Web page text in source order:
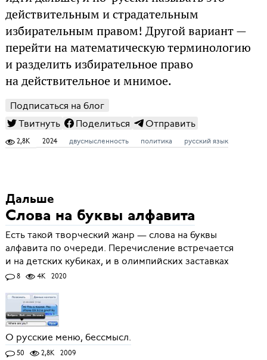
действительным и страдательным
избирательным правом! Другой вариант —
перейти на математическую терминологию
и разделить избирательное право
на действительное и мнимое.
Подписаться на блог
Твитнуть
Поделиться Отправить
2,8K 2024 двусмысленность политика русский язык
Дальше
Слова на буквы алфавита
Есть такой творческий жанр — слова на буквы
алфавита по очереди. Перечисление встречается
и на детских кубиках, и в олимпийских заставках
8 4K 2020
О русские меню, бессмысл.
50 2,8K 2009